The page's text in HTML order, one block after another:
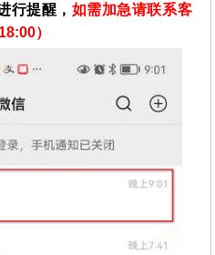
行提醒， 如需加急请联系客
）